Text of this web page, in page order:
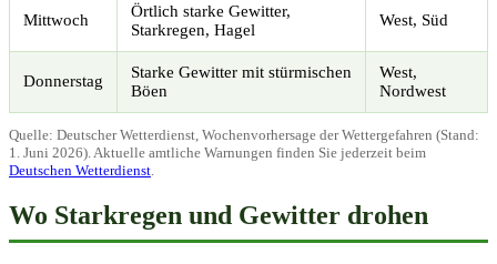
Mittwoch
Örtlich starke Gewitter,
Starkregen, Hagel
West, Süd
Donnerstag
Starke Gewitter mit stürmischen
Böen
West,
Nordwest
Quelle: Deutscher Wetterdienst, Wochenvorhersage der Wettergefahren (Stand:
1. Juni 2026). Aktuelle amtliche Warnungen finden Sie jederzeit beim
Deutschen Wetterdienst
Wo Starkregen und Gewitter drohen